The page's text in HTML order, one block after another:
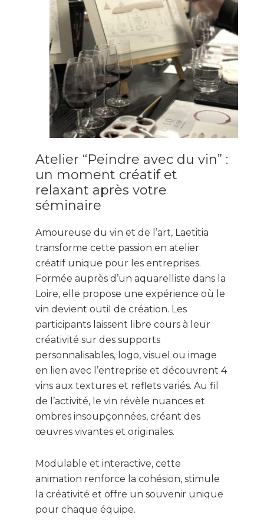
Atelier “Peindre avec du vin” :
un moment créatif et
relaxant après votre
séminaire
Amoureuse du vin et de l’art, Laetitia
transforme cette passion en atelier
créatif unique pour les entreprises.
Formée auprès d’un aquarelliste dans la
Loire, elle propose une expérience où le
vin devient outil de création. Les
participants laissent libre cours à leur
créativité sur des supports
personnalisables, logo, visuel ou image
en lien avec l’entreprise et découvrent 4
vins aux textures et reflets variés. Au fil
de l’activité, le vin révèle nuances et
ombres insoupçonnées, créant des
œuvres vivantes et originales.
Modulable et interactive, cette
animation renforce la cohésion, stimule
la créativité et offre un souvenir unique
pour chaque équipe.